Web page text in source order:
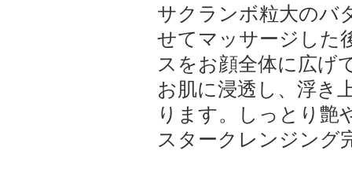
サクランボ粒大のバ
せてマッサージした
スをお顔全体に広げ
お肌に浸透し、浮き
ります。しっとり艶
スタークレンジング